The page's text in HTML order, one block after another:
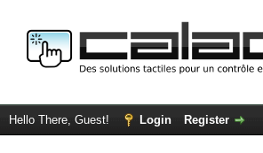
Hello There, Guest! Login Register